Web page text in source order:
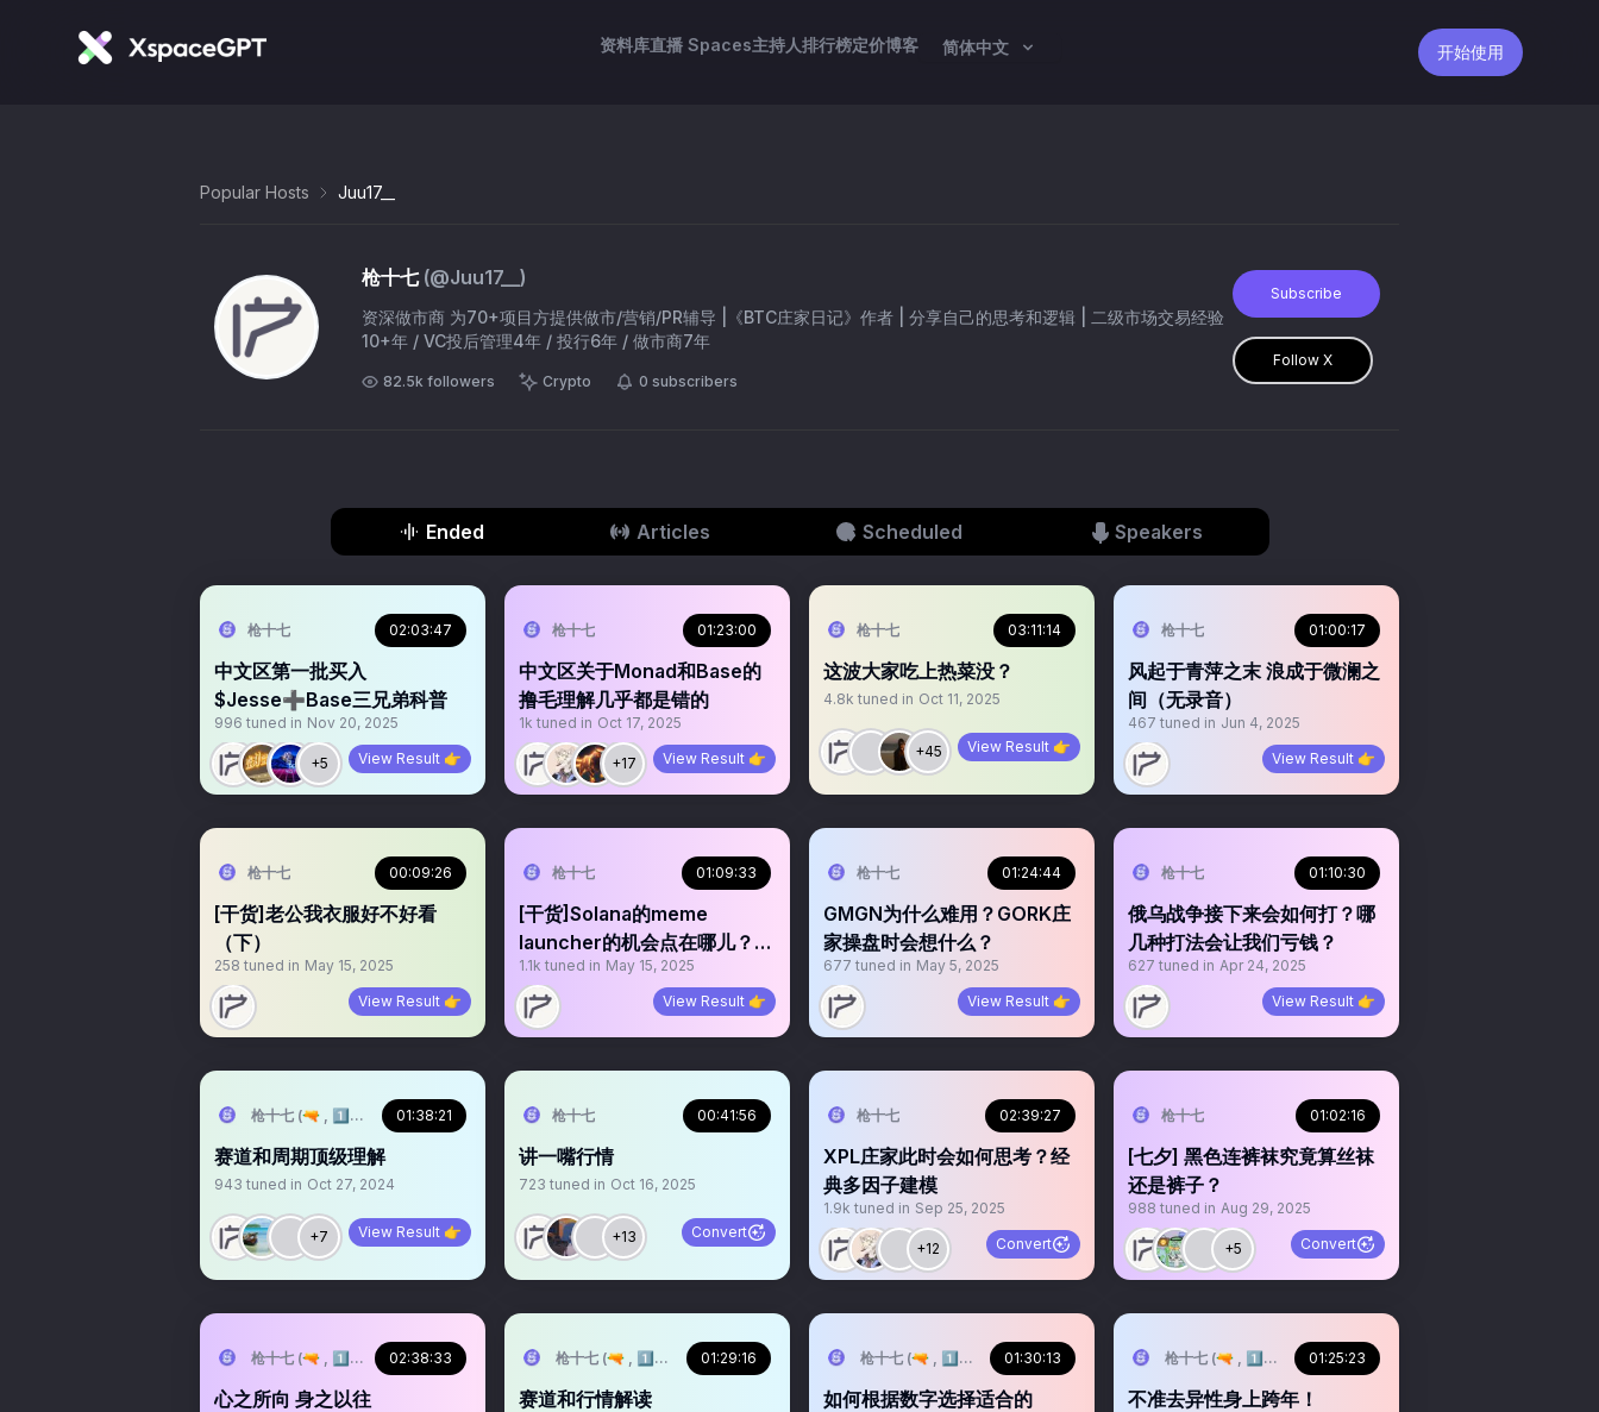
资料库直播 Spaces主持人排行榜定价博客 简体中文 开始使用
Popular Hosts Juu17__
枪十七(@Juu17__ )
资深做市商 为70+项目方提供做市/营销/PR辅导 |《BTC庄家日记》作者 | 分享自己的思考和逻辑 | 二级市场交易经验
10+年 / VC投后管理4年 / 投行6年 / 做市商7年
82.5k followers Crypto 0 subscribers
Subscribe
Follow X
Ended Articles Scheduled Speakers
枪十七 02:03:47
中文区第一批买入
$Jesse➕Base三兄弟科普
996 tuned in Nov 20, 2025
+5 View Result 👉
枪十七 01:23:00
中文区关于Monad和Base的
撸毛理解几乎都是错的
1k tuned in Oct 17, 2025
+17 View Result 👉
枪十七 03:11:14
这波大家吃上热菜没？
4.8k tuned in Oct 11, 2025
+45 View Result 👉
枪十七 01:00:17
风起于青萍之末 浪成于微澜之
间（无录音）
467 tuned in Jun 4, 2025
View Result 👉
枪十七 00:09:26
[干货]老公我衣服好不好看
（下）
258 tuned in May 15, 2025
View Result 👉
枪十七 01:09:33
[干货]Solana的meme
launcher的机会点在哪儿？
（上）
1.1k tuned in May 15, 2025
View Result 👉
枪十七 01:24:44
GMGN为什么难用？GORK庄
家操盘时会想什么？
677 tuned in May 5, 2025
View Result 👉
枪十七 01:10:30
俄乌战争接下来会如何打？哪
几种打法会让我们亏钱？
627 tuned in Apr 24, 2025
View Result 👉
枪十七 (🔫 , 1️⃣7️⃣) 01:38:21
赛道和周期顶级理解
943 tuned in Oct 27, 2024
+7 View Result 👉
枪十七 00:41:56
讲一嘴行情
723 tuned in Oct 16, 2025
+13 Convert
枪十七 02:39:27
XPL庄家此时会如何思考？经
典多因子建模
1.9k tuned in Sep 25, 2025
+12 Convert
枪十七 01:02:16
[七夕] 黑色连裤袜究竟算丝袜
还是裤子？
988 tuned in Aug 29, 2025
+5 Convert
枪十七 (🔫 , 1️⃣7️⃣) 02:38:33
心之所向 身之以往
枪十七 (🔫 , 1️⃣7️⃣) 01:29:16
赛道和行情解读
枪十七 (🔫 , 1️⃣7️⃣) 01:30:13
如何根据数字选择适合的
枪十七 (🔫 , 1️⃣7️⃣) 01:25:23
不准去异性身上跨年！